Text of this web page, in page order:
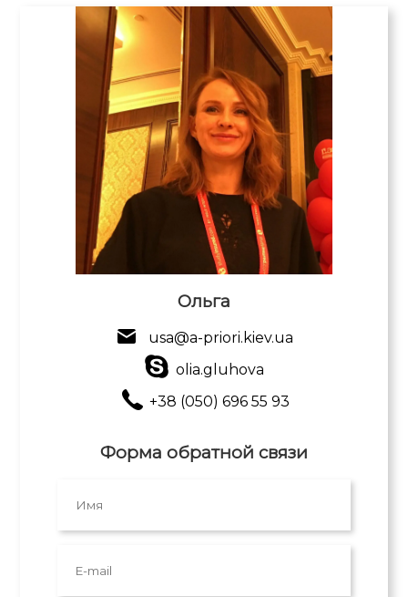
Ольга
usa@a-priori.kiev.ua
olia.gluhova
+38 (050) 696 55 93
Форма обратной связи